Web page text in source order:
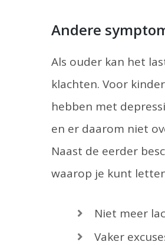
Andere
Als ouder kan het
klachten. Voor
hebben met
en er daarom niet
Naast de eerder
waarop je kunt
Niet meer
Vaker